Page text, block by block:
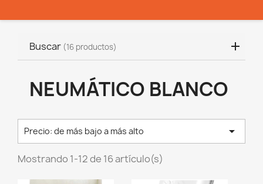
Buscar (16 productos)
NEUMÁTICO BLANCO
Precio: de más bajo a más alto 
Mostrando 1-12 de 16 artículo(s)